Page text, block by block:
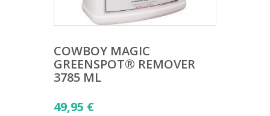
COWBOY MAGIC
GREENSPOT® REMOVER
3785 ML
49,95 €